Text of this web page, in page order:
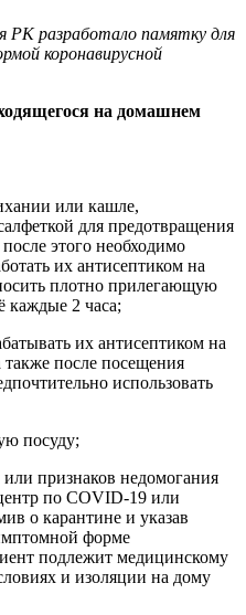
РК разработало памятку для
коронавирусной
на домашнем
или кашле,
для предотвращения
этого необходимо
их антисептиком на
плотно прилегающую
каждые 2 часа;
их антисептиком на
также после посещения
использовать
посуду;
признаков недомогания
по COVID-19 или
о карантине и указав
форме
подлежит медицинскому
и изоляции на дому